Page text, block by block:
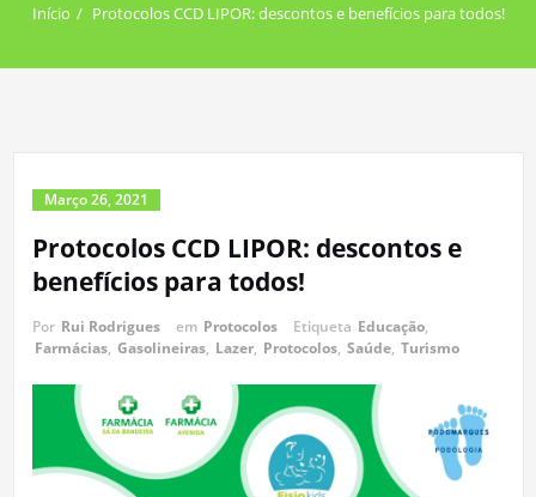
Início Protocolos CCD LIPOR: descontos e benefícios para todos!
Março 26, 2021
Protocolos CCD LIPOR: descontos e
benefícios para todos!
Por Rui Rodrigues em Protocolos Etiqueta Educação,
Farmácias, Gasolineiras, Lazer, Protocolos, Saúde, Turismo